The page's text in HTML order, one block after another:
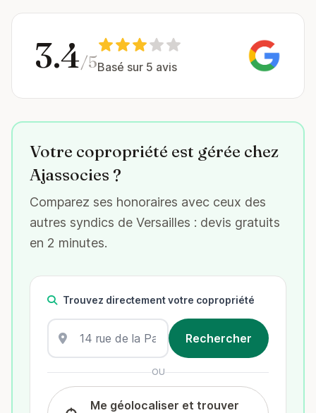
3.4/5Basé sur 5 avis
Votre copropriété est gérée chez
Ajassocies ?
Comparez ses honoraires avec ceux des
autres syndics de Versailles : devis gratuits
en 2 minutes.
Trouvez directement votre copropriété
OU
Me géolocaliser et trouver